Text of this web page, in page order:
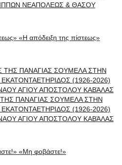
ΝΕΑΠΟΛΕΩΣ & ΘΑΣΟΥ
«Η απόδειξη της πίστεως»
ΠΑΝΑΓΙΑΣ ΣΟΥΜΕΛΑ ΣΤΗΝ
(1926-2026)
ΑΓΙΟΥ ΑΠΟΣΤΟΛΟΥ ΚΑΒΆΛΑΣ
«Μη φοβάστε!»